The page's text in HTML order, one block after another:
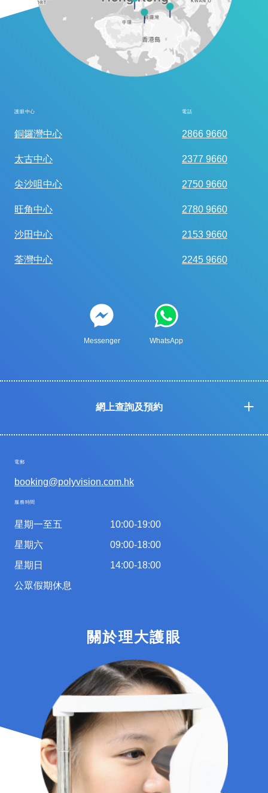
護眼中心 電話
銅鑼灣中心 2866 9660
太古中心 2377 9660
尖沙咀中心 2750 9660
旺角中心 2780 9660
沙田中心 2153 9660
荃灣中心 2245 9660
Messenger WhatsApp
網上查詢及預約
電郵
booking@polyvision.com.hk
服務時間
星期一至五
星期六
星期日
公眾假期休息
10:00-19:00
09:00-18:00
14:00-18:00
關於理大護眼